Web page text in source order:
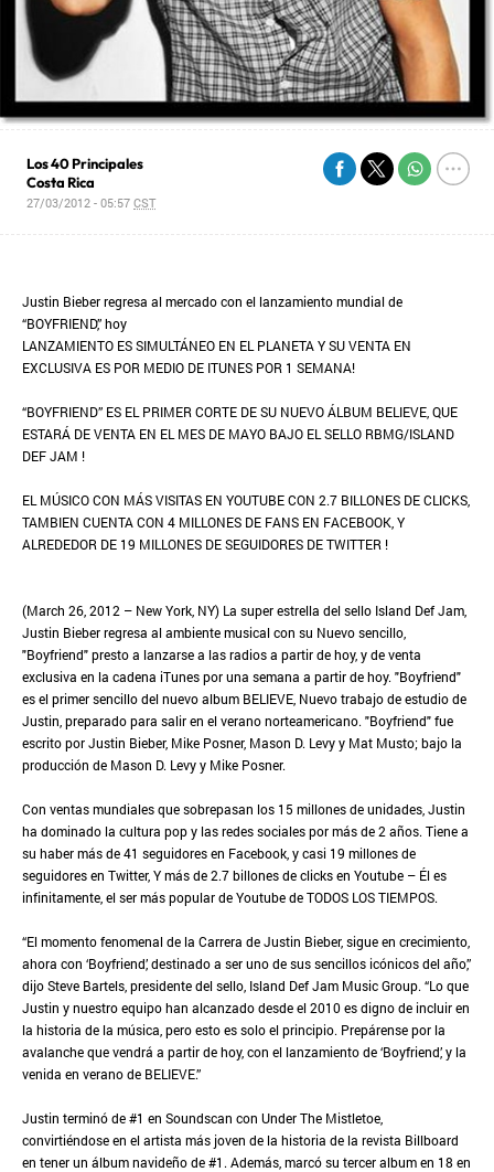
Los 40 Principales
Costa Rica
27/03/2012 - 05:57CST
Justin Bieber regresa al mercado con el lanzamiento mundial de
“BOYFRIEND,” hoy
LANZAMIENTO ES SIMULTÁNEO EN EL PLANETA Y SU VENTA EN
EXCLUSIVA ES POR MEDIO DE ITUNES POR 1 SEMANA!
“BOYFRIEND” ES EL PRIMER CORTE DE SU NUEVO ÁLBUM BELIEVE, QUE
ESTARÁ DE VENTA EN EL MES DE MAYO BAJO EL SELLO RBMG/ISLAND
DEF JAM !
EL MÚSICO CON MÁS VISITAS EN YOUTUBE CON 2.7 BILLONES DE CLICKS,
TAMBIEN CUENTA CON 4 MILLONES DE FANS EN FACEBOOK, Y
ALREDEDOR DE 19 MILLONES DE SEGUIDORES DE TWITTER !
(March 26, 2012 – New York, NY) La super estrella del sello Island Def Jam,
Justin Bieber regresa al ambiente musical con su Nuevo sencillo,
"Boyfriend" presto a lanzarse a las radios a partir de hoy, y de venta
exclusiva en la cadena iTunes por una semana a partir de hoy. "Boyfriend"
es el primer sencillo del nuevo album BELIEVE, Nuevo trabajo de estudio de
Justin, preparado para salir en el verano norteamericano. "Boyfriend" fue
escrito por Justin Bieber, Mike Posner, Mason D. Levy y Mat Musto; bajo la
producción de Mason D. Levy y Mike Posner.
Con ventas mundiales que sobrepasan los 15 millones de unidades, Justin
ha dominado la cultura pop y las redes sociales por más de 2 años. Tiene a
su haber más de 41 seguidores en Facebook, y casi 19 millones de
seguidores en Twitter, Y más de 2.7 billones de clicks en Youtube – Él es
infinitamente, el ser más popular de Youtube de TODOS LOS TIEMPOS.
“El momento fenomenal de la Carrera de Justin Bieber, sigue en crecimiento,
ahora con ‘Boyfriend,’ destinado a ser uno de sus sencillos icónicos del año,”
dijo Steve Bartels, presidente del sello, Island Def Jam Music Group. “Lo que
Justin y nuestro equipo han alcanzado desde el 2010 es digno de incluir en
la historia de la música, pero esto es solo el principio. Prepárense por la
avalanche que vendrá a partir de hoy, con el lanzamiento de ‘Boyfriend,’ y la
venida en verano de BELIEVE.”
Justin terminó de #1 en Soundscan con Under The Mistletoe,
convirtiéndose en el artista más joven de la historia de la revista Billboard
en tener un álbum navideño de #1. Además, marcó su tercer album en 18 en